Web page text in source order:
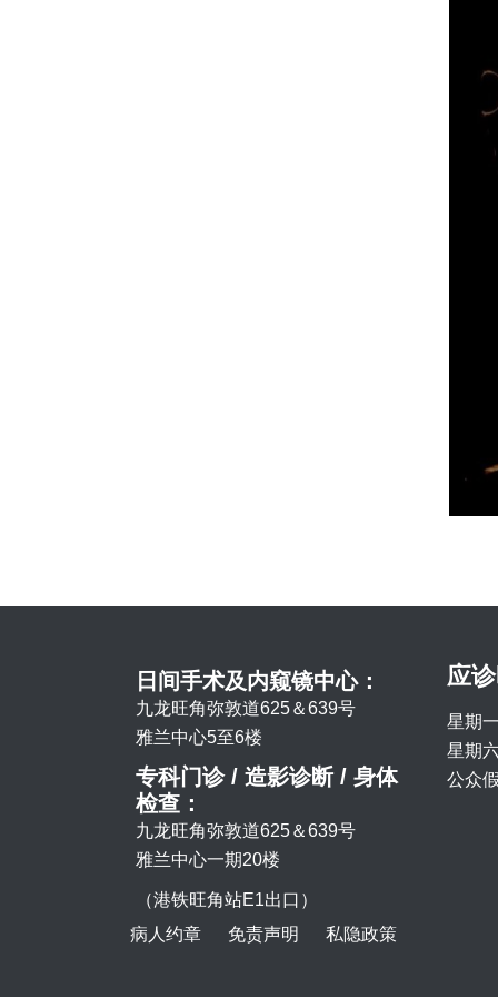
日间手术及内窥镜中心：
九龙旺角弥敦道625＆639号
雅兰中心5至6楼
专科门诊 / 造影诊断 / 身体
检查：
九龙旺角弥敦道625＆639号
雅兰中心一期20楼
（港铁旺角站E1出口）
应
星期
星期
公众
病人约章 免责声明 私隐政策